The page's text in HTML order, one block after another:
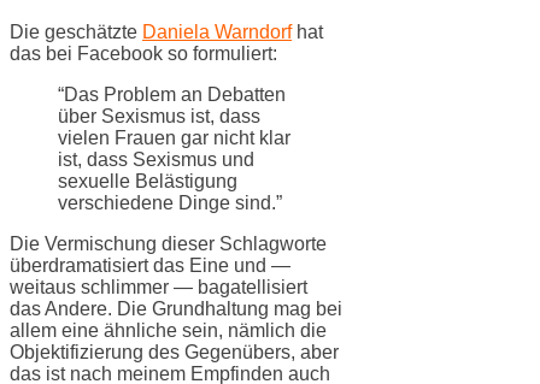
Die geschätzte Daniela Warndorfhat
das bei Facebook so formuliert:
“Das Problem an Debatten
über Sexismus ist, dass
vielen Frauen gar nicht klar
ist, dass Sexismus und
sexuelle Belästigung
verschiedene Dinge sind.”
Die Vermischung dieser Schlagworte
überdramatisiert das Eine und —
weitaus schlimmer — bagatellisiert
das Andere. Die Grundhaltung mag bei
allem eine ähnliche sein, nämlich die
Objektifizierung des Gegenübers, aber
das ist nach meinem Empfinden auch